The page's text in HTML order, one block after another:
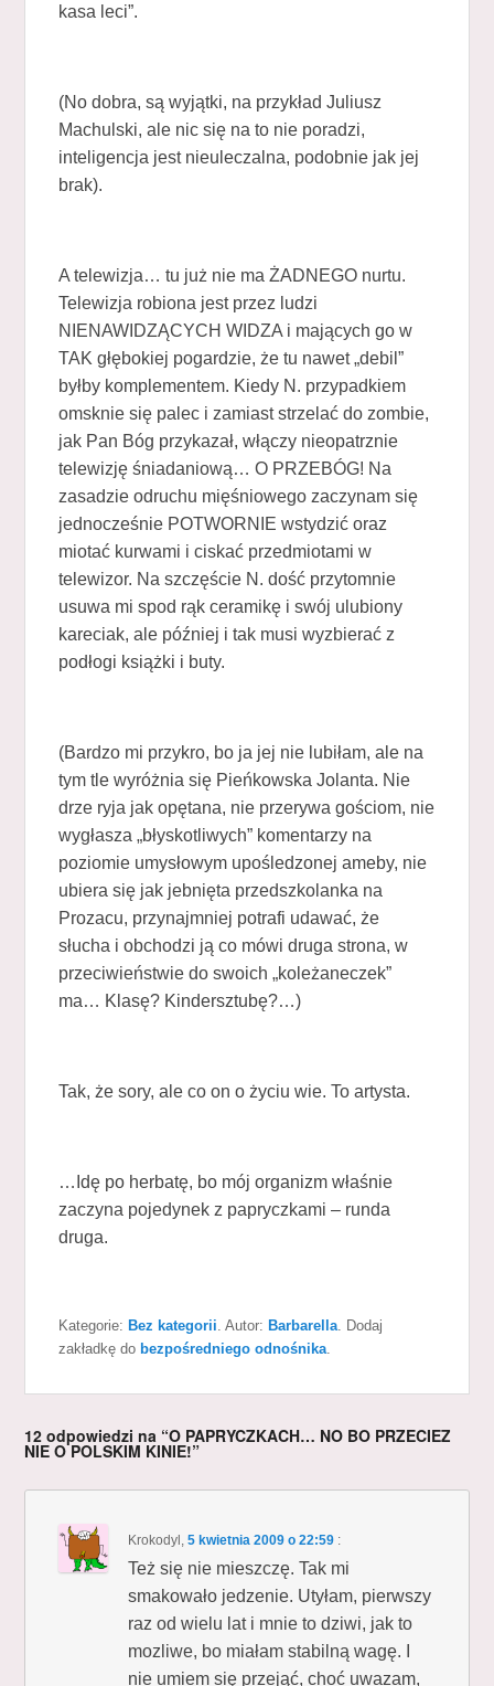
kasa leci”.
(No dobra, są wyjątki, na przykład Juliusz
Machulski, ale nic się na to nie poradzi,
inteligencja jest nieuleczalna, podobnie jak jej
brak).
A telewizja… tu już nie ma ŻADNEGO nurtu.
Telewizja robiona jest przez ludzi
NIENAWIDZĄCYCH WIDZA i mających go w
TAK głębokiej pogardzie, że tu nawet „debil”
byłby komplementem. Kiedy N. przypadkiem
omsknie się palec i zamiast strzelać do zombie,
jak Pan Bóg przykazał, włączy nieopatrznie
telewizję śniadaniową… O PRZEBÓG! Na
zasadzie odruchu mięśniowego zaczynam się
jednocześnie POTWORNIE wstydzić oraz
miotać kurwami i ciskać przedmiotami w
telewizor. Na szczęście N. dość przytomnie
usuwa mi spod rąk ceramikę i swój ulubiony
kareciak, ale później i tak musi wyzbierać z
podłogi książki i buty.
(Bardzo mi przykro, bo ja jej nie lubiłam, ale na
tym tle wyróżnia się Pieńkowska Jolanta. Nie
drze ryja jak opętana, nie przerywa gościom, nie
wygłasza „błyskotliwych” komentarzy na
poziomie umysłowym upośledzonej ameby, nie
ubiera się jak jebnięta przedszkolanka na
Prozacu, przynajmniej potrafi udawać, że
słucha i obchodzi ją co mówi druga strona, w
przeciwieństwie do swoich „koleżaneczek”
ma… Klasę? Kindersztubę?…)
Tak, że sory, ale co on o życiu wie. To artysta.
…Idę po herbatę, bo mój organizm właśnie
zaczyna pojedynek z papryczkami – runda
druga.
Kategorie: Bez kategorii . Autor: Barbarella . Dodaj
zakładkę do bezpośredniego odnośnika
12 odpowiedzi na “O PAPRYCZKACH… NO BO PRZECIEZ
NIE O POLSKIM KINIE!”
Krokodyl ,5 kwietnia 2009 o 22:59 :
Też się nie mieszczę. Tak mi
smakowało jedzenie. Utyłam, pierwszy
raz od wielu lat i mnie to dziwi, jak to
mozliwe, bo miałam stabilną wagę. I
nie umiem się przejąć, choć uwazam,